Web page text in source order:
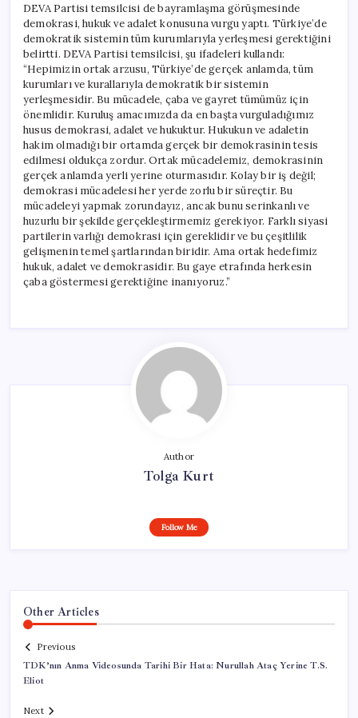
DEVA Partisi temsilcisi de bayramlaşma görüşmesinde
demokrasi, hukuk ve adalet konusuna vurgu yaptı. Türkiye’de
demokratik sistemin tüm kurumlarıyla yerleşmesi gerektiğini
belirtti. DEVA Partisi temsilcisi, şu ifadeleri kullandı:
“Hepimizin ortak arzusu, Türkiye’de gerçek anlamda, tüm
kurumları ve kurallarıyla demokratik bir sistemin
yerleşmesidir. Bu mücadele, çaba ve gayret tümümüz için
önemlidir. Kuruluş amacımızda da en başta vurguladığımız
husus demokrasi, adalet ve hukuktur. Hukukun ve adaletin
hakim olmadığı bir ortamda gerçek bir demokrasinin tesis
edilmesi oldukça zordur. Ortak mücadelemiz, demokrasinin
gerçek anlamda yerli yerine oturmasıdır. Kolay bir iş değil;
demokrasi mücadelesi her yerde zorlu bir süreçtir. Bu
mücadeleyi yapmak zorundayız, ancak bunu serinkanlı ve
huzurlu bir şekilde gerçekleştirmemiz gerekiyor. Farklı siyasi
partilerin varlığı demokrasi için gereklidir ve bu çeşitlilik
gelişmenin temel şartlarından biridir. Ama ortak hedefimiz
hukuk, adalet ve demokrasidir. Bu gaye etrafında herkesin
çaba göstermesi gerektiğine inanıyoruz.”
Author
Tolga Kurt
Follow Me
Other Articles
Previous
TDK’nın Anma Videosunda Tarihi Bir Hata: Nurullah Ataç Yerine T.S.
Eliot
Next